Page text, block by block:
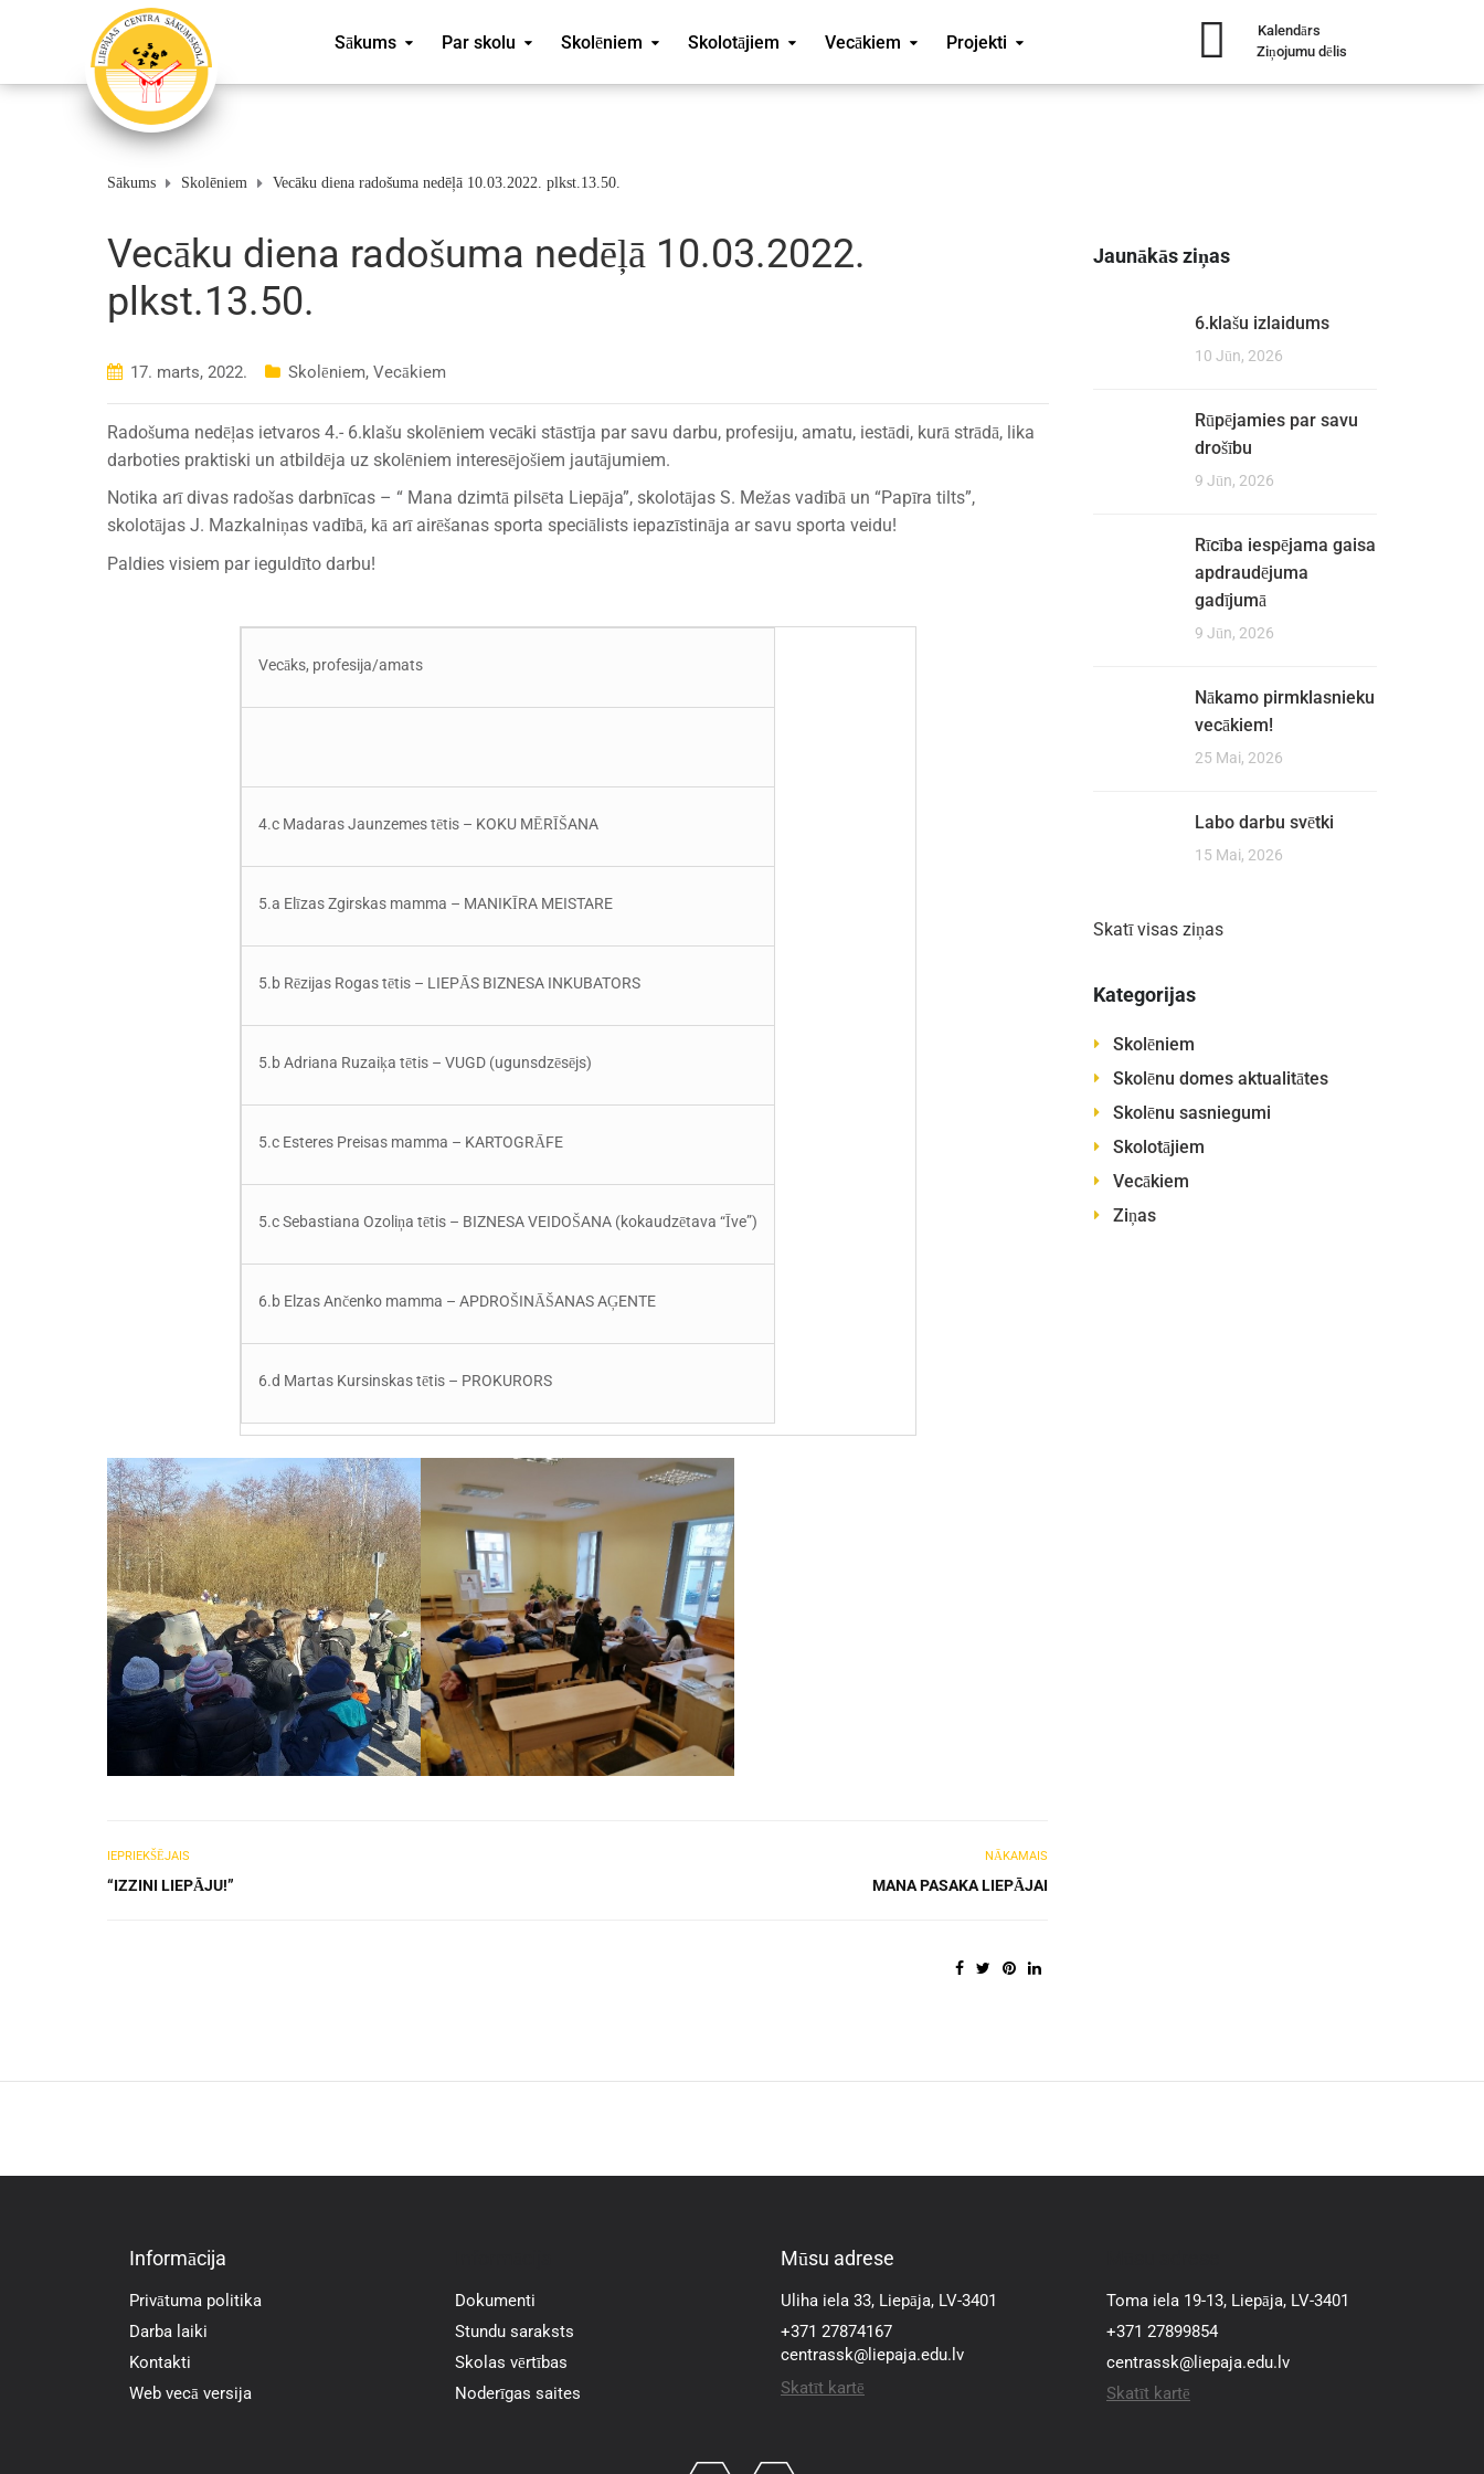
Sākums Par skolu Skolēniem Skolotājiem Vecākiem Projekti
Kalendārs
Ziņojumu dēlis
Sākums Skolēniem Vecāku diena radošuma nedēļā 10.03.2022. plkst.13.50.
Vecāku diena radošuma nedēļā 10.03.2022.
plkst.13.50.
17. marts, 2022. Skolēniem, Vecākiem
Radošuma nedēļas ietvaros 4.- 6.klašu skolēniem vecāki stāstīja par savu darbu, profesiju, amatu, iestādi, kurā strādā, lika
darboties praktiski un atbildēja uz skolēniem interesējošiem jautājumiem.
Notika arī divas radošas darbnīcas – “ Mana dzimtā pilsēta Liepāja”, skolotājas S. Mežas vadībā un “Papīra tilts”,
skolotājas J. Mazkalniņas vadībā, kā arī airēšanas sporta speciālists iepazīstināja ar savu sporta veidu!
Paldies visiem par ieguldīto darbu!
Vecāks, profesija/amats
4.c Madaras Jaunzemes tētis – KOKU MĒRĪŠANA
5.a Elīzas Zgirskas mamma – MANIKĪRA MEISTARE
5.b Rēzijas Rogas tētis – LIEPĀS BIZNESA INKUBATORS
5.b Adriana Ruzaiķa tētis – VUGD (ugunsdzēsējs)
5.c Esteres Preisas mamma – KARTOGRĀFE
5.c Sebastiana Ozoliņa tētis – BIZNESA VEIDOŠANA (kokaudzētava “Īve”)
6.b Elzas Ančenko mamma – APDROŠINĀŠANAS AĢENTE
6.d Martas Kursinskas tētis – PROKURORS
IEPRIEKŠĒJAIS
“IZZINI LIEPĀJU!”
NĀKAMAIS
MANA PASAKA LIEPĀJAI
Jaunākās ziņas
6.klašu izlaidums
10 Jūn, 2026
Rūpējamies par savu
drošību
9 Jūn, 2026
Rīcība iespējama gaisa
apdraudējuma
gadījumā
9 Jūn, 2026
Nākamo pirmklasnieku
vecākiem!
25 Mai, 2026
Labo darbu svētki
15 Mai, 2026
Skatī visas ziņas
Kategorijas
Skolēniem
Skolēnu domes aktualitātes
Skolēnu sasniegumi
Skolotājiem
Vecākiem
Ziņas
Informācija
Privātuma politika
Darba laiki
Kontakti
Web vecā versija
Dokumenti
Stundu saraksts
Skolas vērtības
Noderīgas saites
Mūsu adrese
Uliha iela 33, Liepāja, LV-3401
+371 27874167
centrassk@liepaja.edu.lv
Skatīt kartē
Toma iela 19-13, Liepāja, LV-3401
+371 27899854
centrassk@liepaja.edu.lv
Skatīt kartē